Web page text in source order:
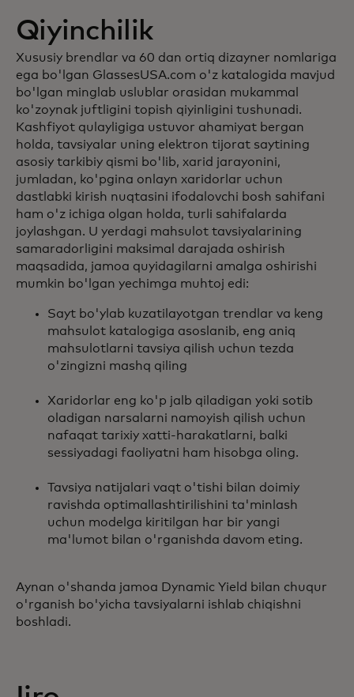
Qiyinchilik
Xususiy brendlar va 60 dan ortiq dizayner nomlariga
ega bo'lgan GlassesUSA.com o'z katalogida mavjud
bo'lgan minglab uslublar orasidan mukammal
ko'zoynak juftligini topish qiyinligini tushunadi.
Kashfiyot qulayligiga ustuvor ahamiyat bergan
holda, tavsiyalar uning elektron tijorat saytining
asosiy tarkibiy qismi bo'lib, xarid jarayonini,
jumladan, ko'pgina onlayn xaridorlar uchun
dastlabki kirish nuqtasini ifodalovchi bosh sahifani
ham o'z ichiga olgan holda, turli sahifalarda
joylashgan. U yerdagi mahsulot tavsiyalarining
samaradorligini maksimal darajada oshirish
maqsadida, jamoa quyidagilarni amalga oshirishi
mumkin bo'lgan yechimga muhtoj edi:
Sayt bo'ylab kuzatilayotgan trendlar va keng
mahsulot katalogiga asoslanib, eng aniq
mahsulotlarni tavsiya qilish uchun tezda
o'zingizni mashq qiling
Xaridorlar eng ko'p jalb qiladigan yoki sotib
oladigan narsalarni namoyish qilish uchun
nafaqat tarixiy xatti-harakatlarni, balki
sessiyadagi faoliyatni ham hisobga oling.
Tavsiya natijalari vaqt o'tishi bilan doimiy
ravishda optimallashtirilishini ta'minlash
uchun modelga kiritilgan har bir yangi
ma'lumot bilan o'rganishda davom eting.
Aynan o'shanda jamoa Dynamic Yield bilan chuqur
o'rganish bo'yicha tavsiyalarni ishlab chiqishni
boshladi.